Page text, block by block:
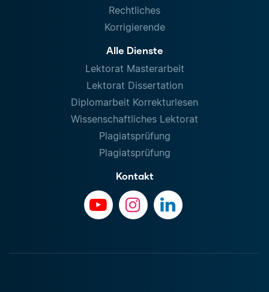
Rechtliches
Korrigierende
Alle Dienste
Lektorat Masterarbeit
Lektorat Dissertation
Diplomarbeit Korrekturlesen
Wissenschaftliches Lektorat
Plagiatsprüfung
Plagiatsprüfung
Kontakt